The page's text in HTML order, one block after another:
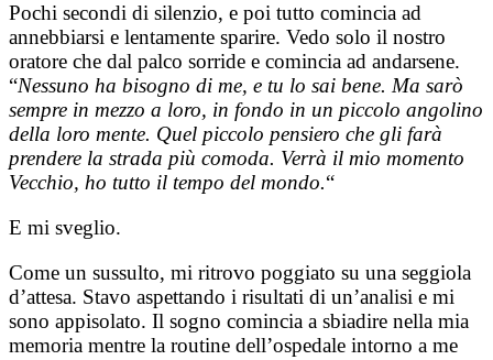
Pochi secondi di silenzio, e poi tutto comincia ad
annebbiarsi e lentamente sparire. Vedo solo il nostro
oratore che dal palco sorride e comincia ad andarsene.
“Nessuno ha bisogno di me, e tu lo sai bene. Ma sarò
sempre in mezzo a loro, in fondo in un piccolo angolino
della loro mente. Quel piccolo pensiero che gli farà
prendere la strada più comoda. Verrà il mio momento
Vecchio, ho tutto il tempo del mondo.“
E mi sveglio.
Come un sussulto, mi ritrovo poggiato su una seggiola
d’attesa. Stavo aspettando i risultati di un’analisi e mi
sono appisolato. Il sogno comincia a sbiadire nella mia
memoria mentre la routine dell’ospedale intorno a me